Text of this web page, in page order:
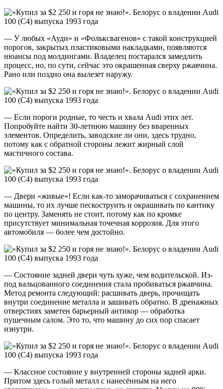
— У любых «Ауди» и «Фольксвагенов» с такой конструкцией
порогов, закрытых пластиковыми накладками, появляются
нюансы под молдингами. Владелец постарался замедлить
процесс, но, по сути, сейчас это окрашенная сверху ржавчина.
Рано или поздно она вылезет наружу.
— Если пороги родные, то честь и хвала Audi этих лет.
Попробуйте найти 30-летнюю машину без вваренных
элементов. Определить, заводские ли они, здесь трудно,
потому как с обратной стороны лежит жирный слой
мастичного состава.
— Двери «живые»! Если как-то заморачиваться с сохранением
машины, то их лучше пескоструить и окрашивать по кантику
по центру. Заменять не стоит, потому как по кромке
присутствует минимальная точечная коррозия. Для этого
автомобиля — более чем достойно.
— Состояние задней двери чуть хуже, чем водительской. Из-
под вальцованного соединения стала пробиваться ржавчина.
Метод ремонта следующий: расшивать дверь, прочищать
внутри соединение металла и зашивать обратно. В дренажных
отверстиях заметен барьерный антикор — обработка
пушечным салом. Это то, что машину до сих пор спасает
изнутри.
— Классное состояние у внутренней стороны задней арки.
Притом здесь голый металл с нанесённым на него